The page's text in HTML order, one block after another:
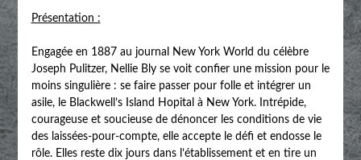
Présentation :
Engagée en 1887 au journal New York World du célèbre
Joseph Pulitzer, Nellie Bly se voit confier une mission pour le
moins singulière : se faire passer pour folle et intégrer un
asile, le Blackwell’s Island Hopital à New York. Intrépide,
courageuse et soucieuse de dénoncer les conditions de vie
des laissées-pour-compte, elle accepte le défi et endosse le
rôle. Elles reste dix jours dans l’établissement et en tire un